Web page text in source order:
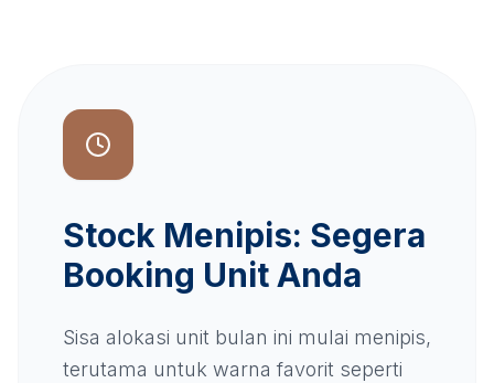
Stock Menipis: Segera
Booking Unit Anda
Sisa alokasi unit bulan ini mulai menipis,
terutama untuk warna favorit seperti